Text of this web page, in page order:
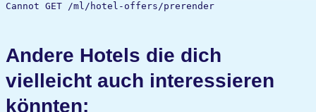
Cannot GET /ml/hotel-offers/prerender
Andere Hotels die dich
vielleicht auch interessieren
könnten: